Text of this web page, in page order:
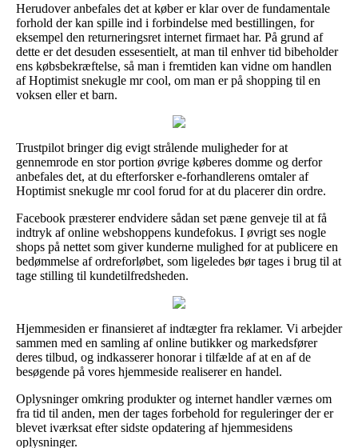
Herudover anbefales det at køber er klar over de fundamentale
forhold der kan spille ind i forbindelse med bestillingen, for
eksempel den returneringsret internet firmaet har. På grund af
dette er det desuden essesentielt, at man til enhver tid bibeholder
ens købsbekræftelse, så man i fremtiden kan vidne om handlen
af Hoptimist snekugle mr cool, om man er på shopping til en
voksen eller et barn.
Trustpilot bringer dig evigt strålende muligheder for at
gennemrode en stor portion øvrige køberes domme og derfor
anbefales det, at du efterforsker e-forhandlerens omtaler af
Hoptimist snekugle mr cool forud for at du placerer din ordre.
Facebook præsterer endvidere sådan set pæne genveje til at få
indtryk af online webshoppens kundefokus. I øvrigt ses nogle
shops på nettet som giver kunderne mulighed for at publicere en
bedømmelse af ordreforløbet, som ligeledes bør tages i brug til at
tage stilling til kundetilfredsheden.
Hjemmesiden er finansieret af indtægter fra reklamer. Vi arbejder
sammen med en samling af online butikker og markedsfører
deres tilbud, og indkasserer honorar i tilfælde af at en af de
besøgende på vores hjemmeside realiserer en handel.
Oplysninger omkring produkter og internet handler værnes om
fra tid til anden, men der tages forbehold for reguleringer der er
blevet iværksat efter sidste opdatering af hjemmesidens
oplysninger.